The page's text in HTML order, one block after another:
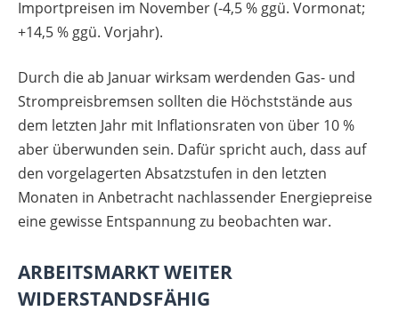
Importpreisen im November (-4,5 % ggü. Vormonat;
+14,5 % ggü. Vorjahr).
Durch die ab Januar wirksam werdenden Gas- und
Strompreisbremsen sollten die Höchststände aus
dem letzten Jahr mit Inflationsraten von über 10 %
aber überwunden sein. Dafür spricht auch, dass auf
den vorgelagerten Absatzstufen in den letzten
Monaten in Anbetracht nachlassender Energiepreise
eine gewisse Entspannung zu beobachten war.
ARBEITSMARKT WEITER
WIDERSTANDSFÄHIG